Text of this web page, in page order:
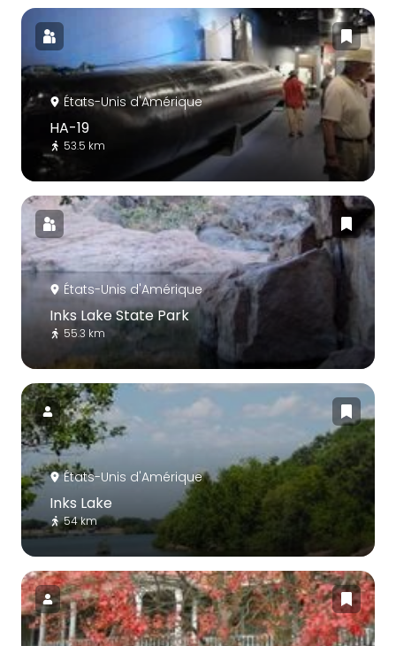
États-Unis d'Amérique
HA-19
53.5 km
États-Unis d'Amérique
Inks Lake State Park
55.3 km
États-Unis d'Amérique
Inks Lake
54 km